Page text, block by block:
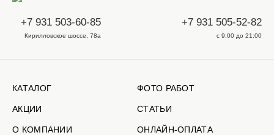
+7 931 503-60-85
Кирилловское шоссе, 78а
+7 931 505-52-82
с 9:00 до 21:00
КАТАЛОГ
АКЦИИ
О КОМПАНИИ
ФОТО РАБОТ
СТАТЬИ
ОНЛАЙН-ОПЛАТА